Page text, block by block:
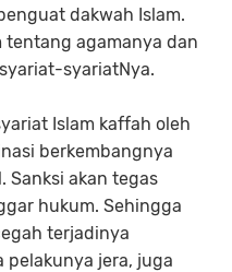
dakwah Islam.
tentang agamanya dan
syariatNya.
Islam kaffah oleh
berkembangnya
Sanksi akan tegas
hukum. Sehingga
terjadinya
pelakunya jera, juga